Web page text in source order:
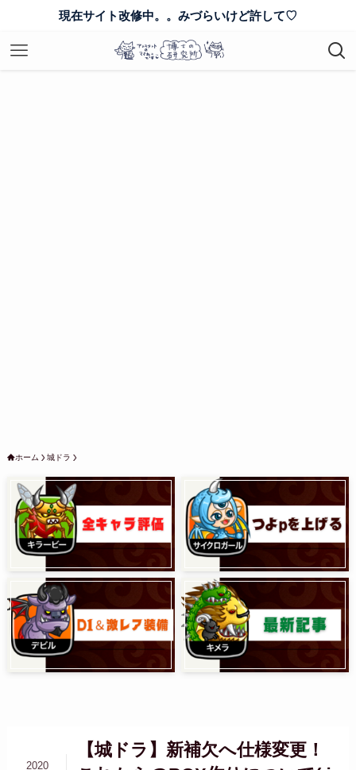
現在サイト改修中。。みづらいけど許して♡
ホーム 城ドラ
【城ドラ】新補欠へ仕様変更！
2020